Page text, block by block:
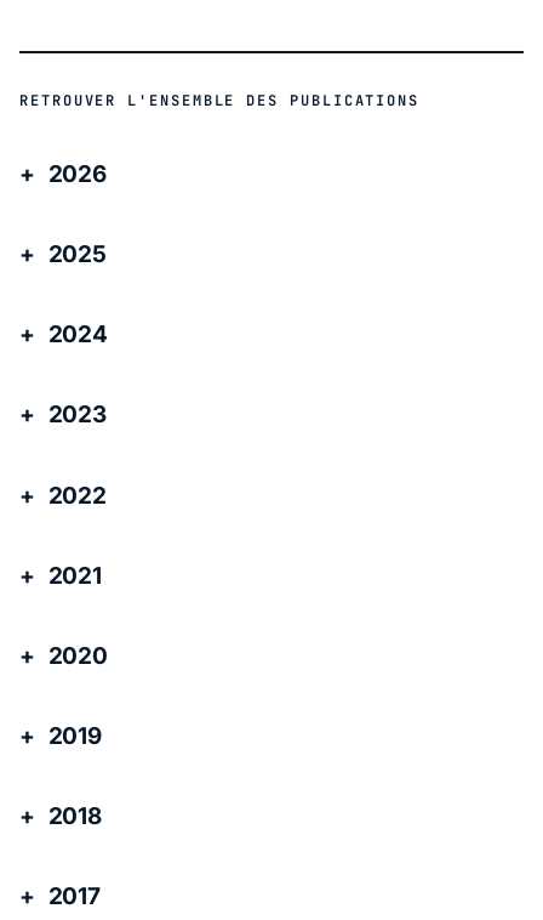
RETROUVER L'ENSEMBLE DES PUBLICATIONS
2026
2025
2024
2023
2022
2021
2020
2019
2018
2017